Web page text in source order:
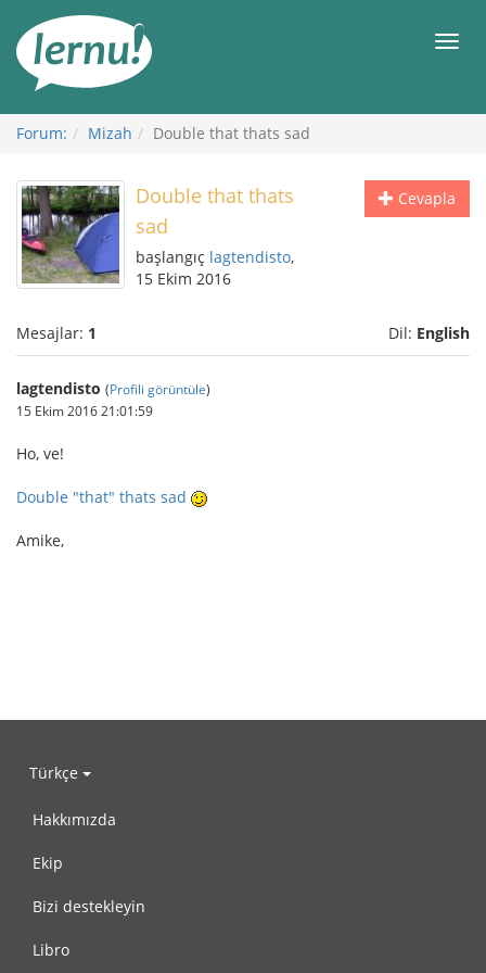
Görüntüleme
Forum: Mizah Double that thats sad
Cevapla
Double that thats
sad
başlangıç lagtendisto,
15 Ekim 2016
Mesajlar: 1 Dil: English
lagtendisto (Profili görüntüle)
15 Ekim 2016 21:01:59
Ho, ve!
Double "that" thats sad
Amike,
Türkçe
Hakkımızda
Ekip
Bizi destekleyin
Libro